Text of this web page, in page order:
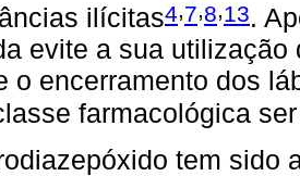
ilícitas4,7,8,13.
evite a sua utilização
o encerramento dos
farmacológica
tem sido